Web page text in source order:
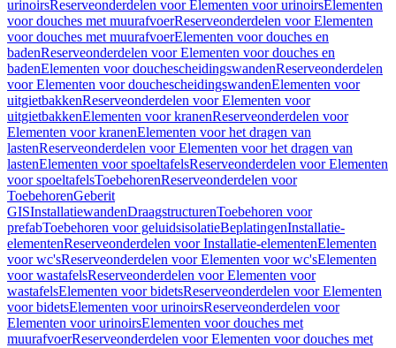
urinoirsReserveonderdelen voor Elementen voor urinoirsElementen
voor douches met muurafvoerReserveonderdelen voor Elementen
voor douches met muurafvoerElementen voor douches en
badenReserveonderdelen voor Elementen voor douches en
badenElementen voor douchescheidingswandenReserveonderdelen
voor Elementen voor douchescheidingswandenElementen voor
uitgietbakkenReserveonderdelen voor Elementen voor
uitgietbakkenElementen voor kranenReserveonderdelen voor
Elementen voor kranenElementen voor het dragen van
lastenReserveonderdelen voor Elementen voor het dragen van
lastenElementen voor spoeltafelsReserveonderdelen voor Elementen
voor spoeltafelsToebehorenReserveonderdelen voor
ToebehorenGeberit
GISInstallatiewandenDraagstructurenToebehoren voor
prefabToebehoren voor geluidsisolatieBeplatingenInstallatie-
elementenReserveonderdelen voor Installatie-elementenElementen
voor wc'sReserveonderdelen voor Elementen voor wc'sElementen
voor wastafelsReserveonderdelen voor Elementen voor
wastafelsElementen voor bidetsReserveonderdelen voor Elementen
voor bidetsElementen voor urinoirsReserveonderdelen voor
Elementen voor urinoirsElementen voor douches met
muurafvoerReserveonderdelen voor Elementen voor douches met